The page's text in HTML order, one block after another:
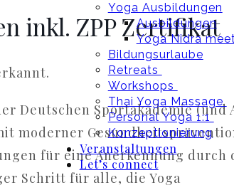
Yoga Ausbildungen
Ausbildungen
Yoga Nidra
Bildungsurlaube
Retreats
Workshops
Thai Yoga Massage
Personal Yoga 1:1
Konzeptionierung
Veranstaltungen
Let’s connect
inkl. ZPP Zertifikat
Deutschen Sportakademie (und
moderner
für eine Anerkennung durch
Schritt für alle, die Yoga